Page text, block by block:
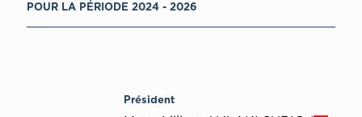
POUR LA PÉRIODE 2024 - 2026
Président